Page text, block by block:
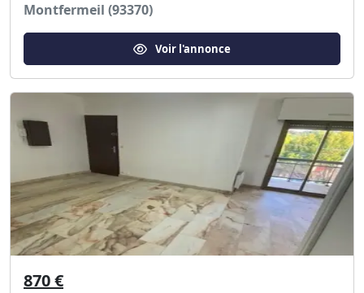
Montfermeil (93370)
Voir l'annonce
870 €